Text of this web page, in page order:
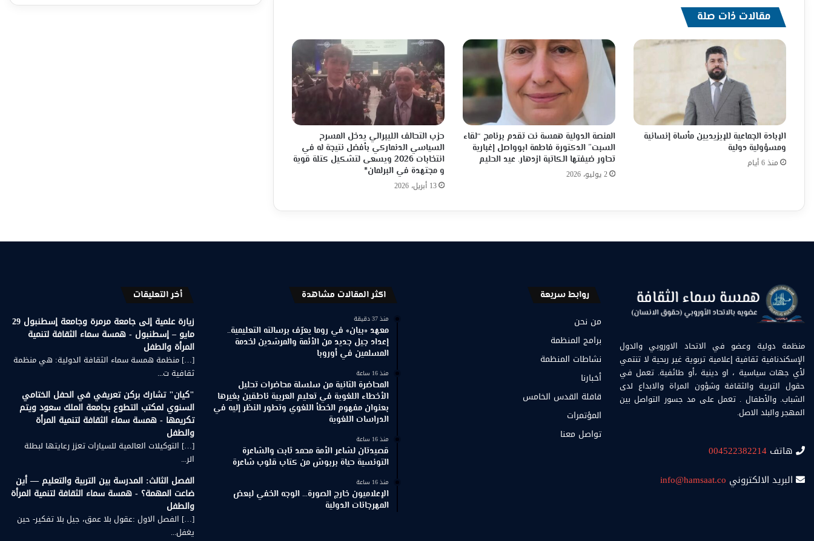
مقالات ذات صلة
الإبادة الجماعية للإيزيديين مأساة إنسانية
ومسؤولية دولية
منذ 6 أيام
المنصة الدولية همسة نت تقدم برنامج “لقاء
السبت” الدكتورة فاطمة ابوواصل إغبارية
تحاور ضيفتها الكاتبة ازدهار. عيد الحليم
2 يوليو، 2026
حزب التحالف الليبرالي يدخل المسرح
السياسي الدنماركي بأفضل نتيجة له في
انتخابات 2026 ويسعى لتشكيل كتلة قوية
و مجتهدة في البرلمان*
13 أبريل، 2026
منظمة دولية وعضو في الاتحاد الاوروبي والدول
الإسكندنافية ثقافية إعلامية تربوية غير ربحية لا تنتمي
لأي جهات سياسية ، او دينية ،أو طائفية. تعمل في
حقول التربية والثقافة وشؤون المراة والابداع لدى
الشباب. والأطفال . تعمل على مد جسور التواصل بين
المهجر والبلد الاصل.
هاتف 004522382214
البريد الالكتروني info@hamsaat.co
روابط سريعة
من نحن
برامج المنظمة
نشاطات المنظمة
أخبارنا
قافلة القدس الخامس
المؤتمرات
تواصل معنا
اكثر المقالات مشاهدة
منذ 37 دقيقة
معهد «بيان» في روما يعرّف برسالته التعليمية..
إعداد جيل جديد من الأئمة والمرشدين لخدمة
المسلمين في أوروبا
منذ 16 ساعة
المحاضرة الثانية من سلسلة محاضرات تحليل
الأخطاء اللغوية في تعليم العربية ناطقين بغيرها
بعنوان مفهوم الخطأ اللغوي وتطور النظر إليه في
الدراسات اللغوية
منذ 16 ساعة
قصيدتان لشاعر الأمة محمد ثابت والشاعرة
التونسية حياة بربوش من كتاب قلوب شاعرة
منذ 16 ساعة
الإعلاميون خارج الصورة… الوجه الخفي لبعض
المهرجانات الدولية
أخر التعليقات
زيارة علمية إلى جامعة مرمرة وجامعة إسطنبول 29
مايو – إسطنبول - همسة سماء الثقافة لتنمية
المرأة والطفل
[…] منظمة همسة سماء الثقافة الدولية: هي منظمة
ثقافية ت...
"كيان" تشارك بركن تعريفي في الحفل الختامي
السنوي لمكتب التطوع بجامعة الملك سعود ويتم
تكريمها - همسة سماء الثقافة لتنمية المرأة
والطفل
[…] التوكيلات العالمية للسيارات تعزز رعايتها لبطلة
الر...
الفصل الثالث: المدرسة بين التربية والتعليم — أين
ضاعت المهمة؟ - همسة سماء الثقافة لتنمية المرأة
والطفل
[…] الفصل الاول :عقول بلا عمق، جيل بلا تفكير- حين
يغفل...